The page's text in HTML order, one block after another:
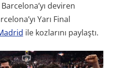
deviren
Yarı Final
ile kozlarını paylaştı.